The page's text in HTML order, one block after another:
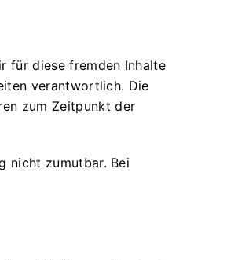
für diese fremden Inhalte
verantwortlich. Die
zum Zeitpunkt der
nicht zumutbar. Bei